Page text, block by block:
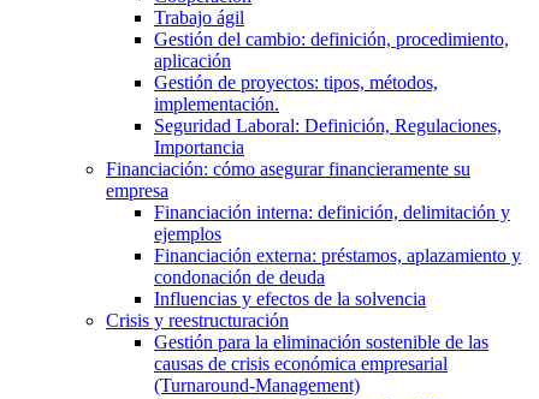
Trabajo ágil
Gestión del cambio: definición, procedimiento,
aplicación
Gestión de proyectos: tipos, métodos,
implementación.
Seguridad Laboral: Definición, Regulaciones,
Importancia
Financiación: cómo asegurar financieramente su
empresa
Financiación interna: definición, delimitación y
ejemplos
Financiación externa: préstamos, aplazamiento y
condonación de deuda
Influencias y efectos de la solvencia
Crisis y reestructuración
Gestión para la eliminación sostenible de las
causas de crisis económica empresarial
(Turnaround-Management)